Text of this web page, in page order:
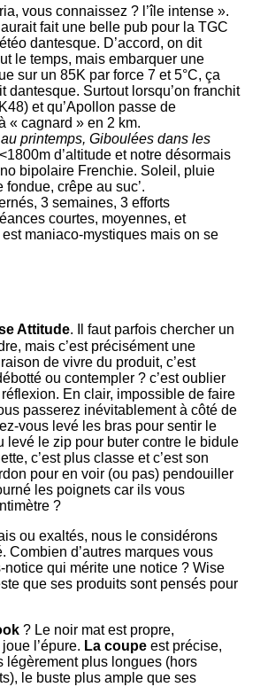
vous connaissez ? l’île intense ».
fait une belle pub pour la TGC
dantesque. D’accord, on dit
le temps, mais embarquer une
sur un 85K par force 7 et 5°C, ça
dantesque. Surtout lorsqu’on franchit
et qu’Apollon passe de
« cagnard » en 2 km.
printemps, Giboulées dans les
d’altitude et notre désormais
bipolaire Frenchie. Soleil, pluie
fondue, crêpe au suc’.
3 semaines, 3 efforts
courtes, moyennes, et
est maniaco-mystiques mais on se
Attitude. Il faut parfois chercher un
mais c’est précisément une
de vivre du produit, c’est
ou contempler ? c’est oublier
En clair, impossible de faire
passerez inévitablement à côté de
vous levé les bras pour sentir le
levé le zip pour buter contre le bidule
c’est plus classe et c’est son
pour en voir (ou pas) pendouiller
les poignets car ils vous
?
ou exaltés, nous le considérons
Combien d’autres marques vous
notice qui mérite une notice ? Wise
que ses produits sont pensés pour
? Le noir mat est propre,
l’épure. La coupe est précise,
légèrement plus longues (hors
le buste plus ample que ses